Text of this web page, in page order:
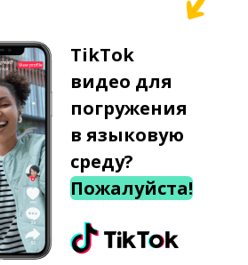
TikTok
видео для
погружения
в языковую
среду?
Пожалуйста!